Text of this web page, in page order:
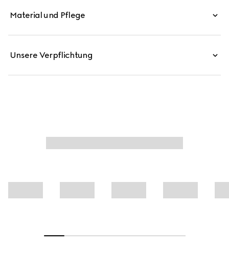
Material und Pflege
Unsere Verpflichtung